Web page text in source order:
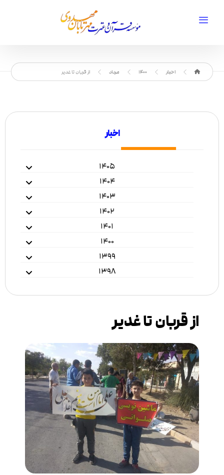
اخبار 1400 مرداد از قربان تا غدیر
اخبار
۱۴۰۵
۱۴۰۴
۱۴۰۳
۱۴۰۲
۱۴۰۱
۱۴۰۰
۱۳۹۹
۱۳۹۸
از قربان تا غدیر